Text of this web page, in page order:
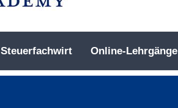
Steuerfachwirt Online-Lehrgänge